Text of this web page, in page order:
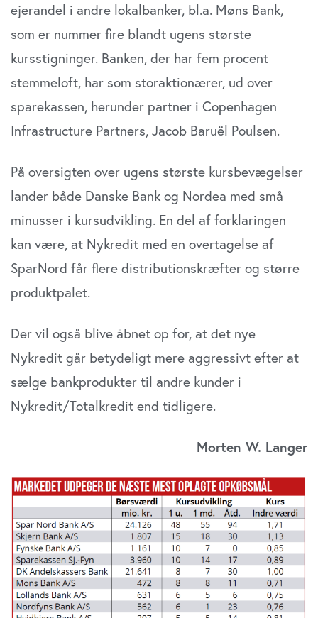
ejerandel i andre lokalbanker, bl.a. Møns Bank,
som er nummer fire blandt ugens største
kursstigninger. Banken, der har fem procent
stemmeloft, har som storaktionærer, ud over
sparekassen, herunder partner i Copenhagen
Infrastructure Partners, Jacob Baruël Poulsen.
På oversigten over ugens største kursbevægelser
lander både Danske Bank og Nordea med små
minusser i kursudvikling. En del af forklaringen
kan være, at Nykredit med en overtagelse af
SparNord får flere distributionskræfter og større
produktpalet.
Der vil også blive åbnet op for, at det nye
Nykredit går betydeligt mere aggressivt efter at
sælge bankprodukter til andre kunder i
Nykredit/Totalkredit end tidligere.
Morten W. Langer